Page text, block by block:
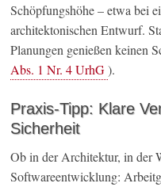
Schöpfungshöhe – etwa bei
architektonischen Entwurf.
Planungen genießen keinen
Abs. 1 Nr. 4 UrhG ).
Praxis-Tipp: Klare
Sicherheit
Ob in der Architektur, in der
Softwareentwicklung: